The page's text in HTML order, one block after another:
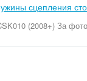
сцепления
(2008+) За